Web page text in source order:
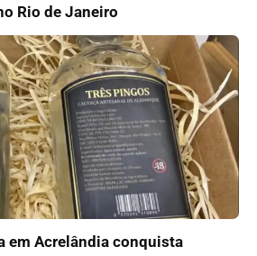
Rio de Janeiro
em Acrelândia conquista